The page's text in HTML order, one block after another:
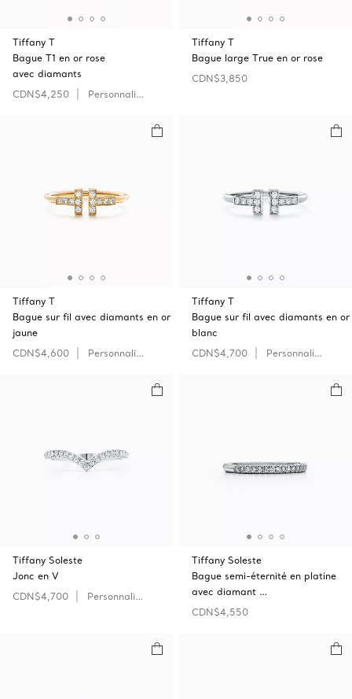
Tiffany T
Bague T1 en or rose
avec diamants
CDN$4,250
Personnaliser
Tiffany T
Bague large True en or rose
CDN$3,850
Tiffany T
Bague sur fil avec diamants en or
jaune
CDN$4,600
Personnaliser
Tiffany T
Bague sur fil avec diamants en or
blanc
CDN$4,700
Personnaliser
Tiffany Soleste
Jonc en V
CDN$4,700
Personnaliser
Tiffany Soleste
Bague semi-éternité en platine
avec diamant …
CDN$4,550